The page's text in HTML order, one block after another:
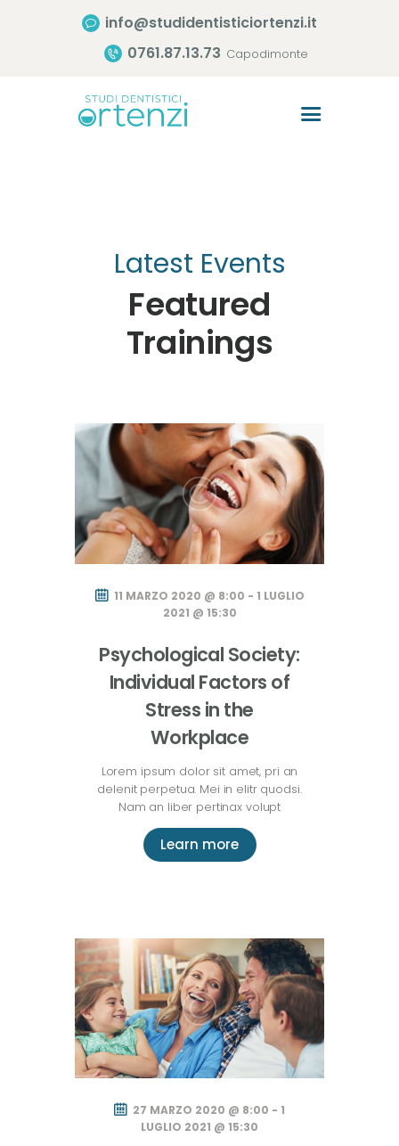
info@studidentisticiortenzi.it
0761.87.13.73 Capodimonte
Consigli Utili
Contatti
Latest Events
Featured
Trainings
11 MARZO 2020 @ 8:00 - 1 LUGLIO
2021 @ 15:30
Psychological Society:
Individual Factors of
Stress in the
Workplace
Lorem ipsum dolor sit amet, pri an
delenit perpetua. Mei in elitr quodsi.
Nam an liber pertinax volupt
Learn more
27 MARZO 2020 @ 8:00 - 1
LUGLIO 2021 @ 15:30